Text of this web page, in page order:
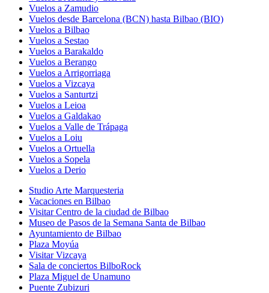
Vuelos a Zamudio
Vuelos desde Barcelona (BCN) hasta Bilbao (BIO)
Vuelos a Bilbao
Vuelos a Sestao
Vuelos a Barakaldo
Vuelos a Berango
Vuelos a Arrigorriaga
Vuelos a Vizcaya
Vuelos a Santurtzi
Vuelos a Leioa
Vuelos a Galdakao
Vuelos a Valle de Trápaga
Vuelos a Loiu
Vuelos a Ortuella
Vuelos a Sopela
Vuelos a Derio
Studio Arte Marquesteria
Vacaciones en Bilbao
Visitar Centro de la ciudad de Bilbao
Museo de Pasos de la Semana Santa de Bilbao
Ayuntamiento de Bilbao
Plaza Moyúa
Visitar Vizcaya
Sala de conciertos BilboRock
Plaza Miguel de Unamuno
Puente Zubizuri